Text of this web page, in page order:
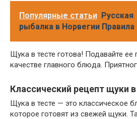
Популярные статьи Русская
рыбалка в Норвегии Правила
Щука в тесте готова! Подавайте ее
качестве главного блюда.
Классический рецепт щуки в
Щука в тесте — это классическое
которое готовят из свежей щуки.